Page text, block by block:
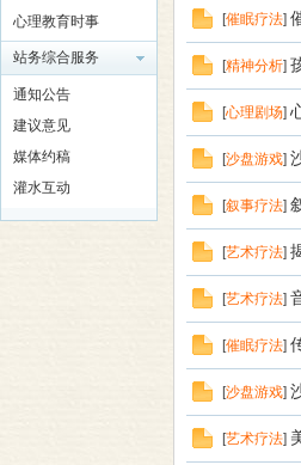
心理教育时事
站务综合服务
通知公告
建议意见
媒体约稿
灌水互动
[催眠疗法]
[精神分析]
[心理剧场]
[沙盘游戏]
[叙事疗法]
[艺术疗法]
[艺术疗法]
[催眠疗法]
[沙盘游戏]
[艺术疗法]